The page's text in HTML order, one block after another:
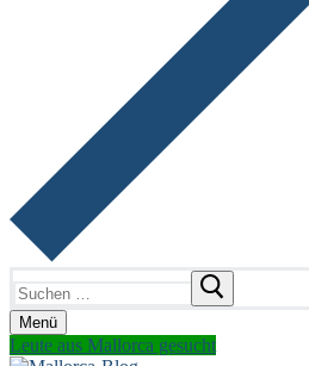
nach:
Menü
Leute aus Mallorca gesucht